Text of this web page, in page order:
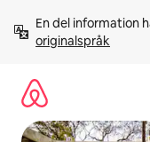
innehåll
En del information
originalspråk